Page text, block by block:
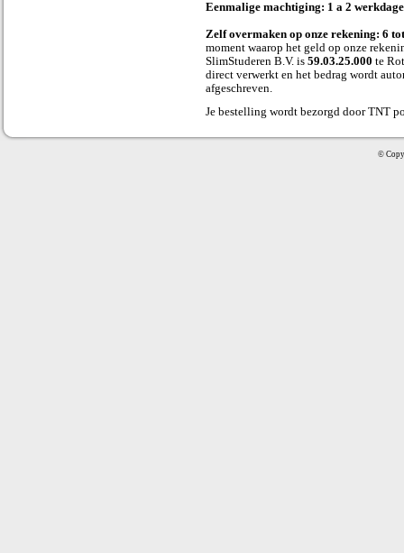
Eenmalige machtiging: 1 a 2
Zelf overmaken op onze rekening: 6
moment waarop het geld op onze
SlimStuderen B.V. is 59.03.25.000 te
direct verwerkt en het bedrag wordt
afgeschreven.
Je bestelling wordt bezorgd door TNT
©